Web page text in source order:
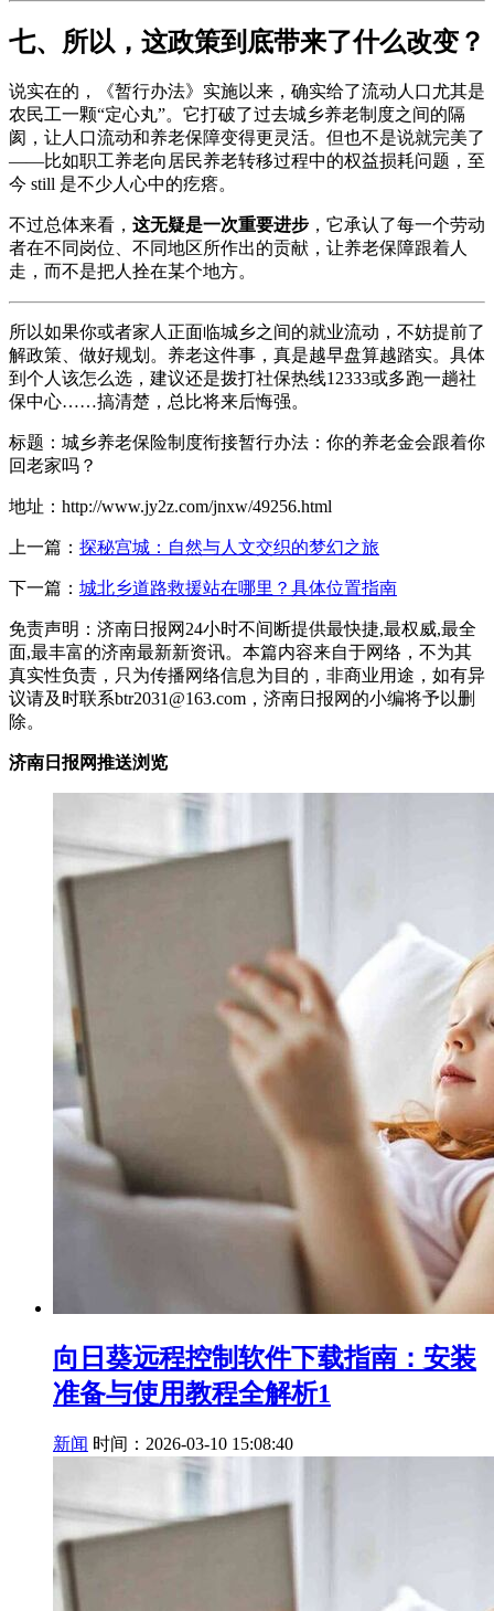
七、所以，这政策到底带来了什么改变？
说实在的，《暂行办法》实施以来，确实给了流动人口尤其是
农民工一颗“定心丸”。它打破了过去城乡养老制度之间的隔
阂，让人口流动和养老保障变得更灵活。但也不是说就完美了
——比如职工养老向居民养老转移过程中的权益损耗问题，至
今 still 是不少人心中的疙瘩。
不过总体来看， 这无疑是一次重要进步 ，它承认了每一个劳动
者在不同岗位、不同地区所作出的贡献，让养老保障跟着人
走，而不是把人拴在某个地方。
所以如果你或者家人正面临城乡之间的就业流动，不妨提前了
解政策、做好规划。养老这件事，真是越早盘算越踏实。具体
到个人该怎么选，建议还是拨打社保热线12333或多跑一趟社
保中心……搞清楚，总比将来后悔强。
标题：城乡养老保险制度衔接暂行办法：你的养老金会跟着你
回老家吗？
地址：http://www.jy2z.com/jnxw/49256.html
上一篇： 探秘宫城：自然与人文交织的梦幻之旅
下一篇： 城北乡道路救援站在哪里？具体位置指南
免责声明：济南日报网24小时不间断提供最快捷,最权威,最全
面,最丰富的济南最新新资讯。本篇内容来自于网络，不为其
真实性负责，只为传播网络信息为目的，非商业用途，如有异
议请及时联系btr2031@163.com，济南日报网的小编将予以删
除。
济南日报网推送浏览
向日葵远程控制软件下载指南：安装
准备与使用教程全解析1
新闻 时间：2026-03-10 15:08:40